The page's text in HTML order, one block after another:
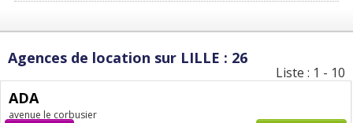
Agences de location sur LILLE : 26
Liste : 1 - 10
ADA
avenue le corbusier